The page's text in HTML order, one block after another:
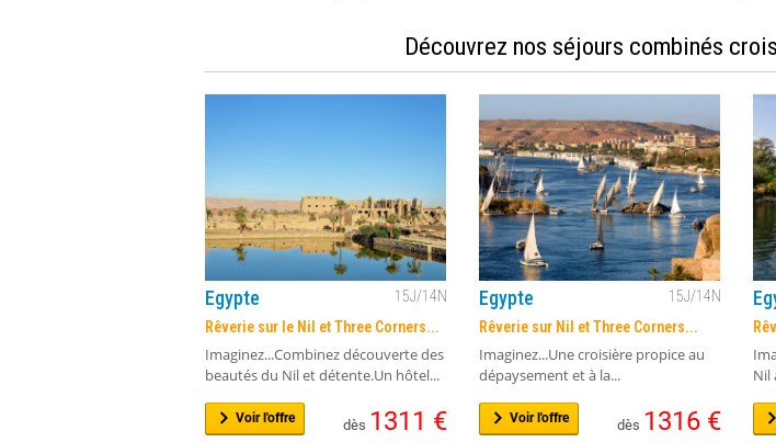
Découvrez nos séjours combinés
Egypte 15J/14N
Rêverie sur le Nil et Three Corners...
Imaginez...Combinez découverte des
beautés du Nil et détente.Un hôtel...
dès 1311 €
Voir l'offre
Egypte 15J/14N
Rêverie sur Nil et Three Corners...
Imaginez...Une croisière propice au
dépaysement et à la...
dès 1316€
Voir l'offre
Nil